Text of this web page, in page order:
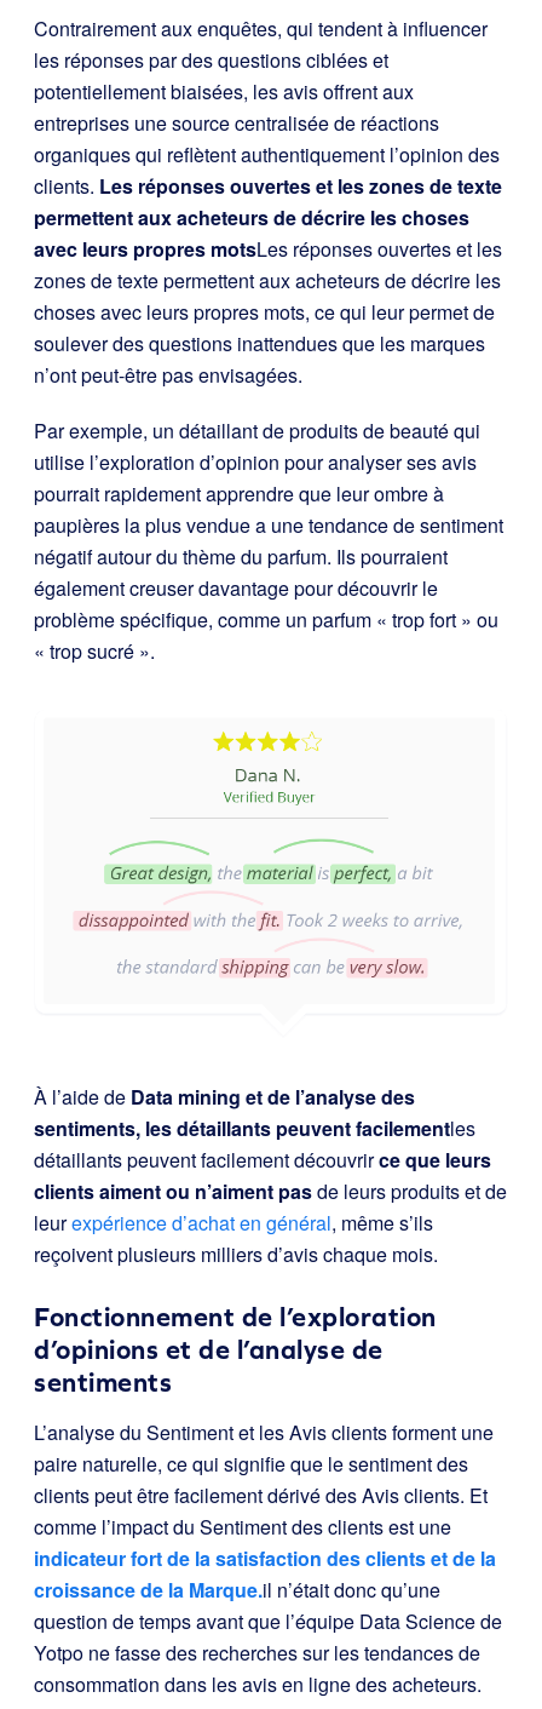
Contrairement aux enquêtes, qui tendent à influencer
les réponses par des questions ciblées et
potentiellement biaisées, les avis offrent aux
entreprises une source centralisée de réactions
organiques qui reflètent authentiquement l’opinion des
clients. Les réponses ouvertes et les zones de texte
permettent aux acheteurs de décrire les choses
avec leurs propres motsLes réponses ouvertes et les
zones de texte permettent aux acheteurs de décrire les
choses avec leurs propres mots, ce qui leur permet de
soulever des questions inattendues que les marques
n’ont peut-être pas envisagées.
Par exemple, un détaillant de produits de beauté qui
utilise l’exploration d’opinion pour analyser ses avis
pourrait rapidement apprendre que leur ombre à
paupières la plus vendue a une tendance de sentiment
négatif autour du thème du parfum. Ils pourraient
également creuser davantage pour découvrir le
problème spécifique, comme un parfum « trop fort » ou
« trop sucré ».
À l’aide de Data mining et de l’analyse des
sentiments, les détaillants peuvent facilementles
détaillants peuvent facilement découvrirce que leurs
clients aiment ou n’aiment pasde leurs produits et de
leurexpérience d’achat en général, même s’ils
reçoivent plusieurs milliers d’avis chaque mois.
Fonctionnement de l’exploration
d’opinions et de l’analyse de
sentiments
L’analyse du Sentiment et les Avis clients forment une
paire naturelle, ce qui signifie que le sentiment des
clients peut être facilement dérivé des Avis clients. Et
comme l’impact du Sentiment des clients est une
indicateur fort de la satisfaction des clients et de la
croissance de la Marque.il n’était donc qu’une
question de temps avant que l’équipe Data Science de
Yotpo ne fasse des recherches sur les tendances de
consommation dans les avis en ligne des acheteurs.